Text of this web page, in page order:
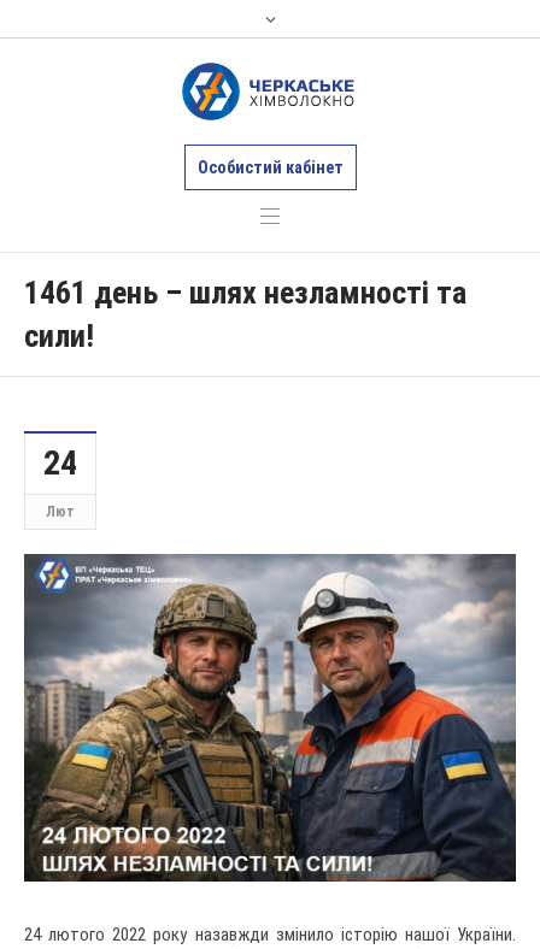
Особистий кабінет
1461 день – шлях незламності та
сили!
24
Лют
24 лютого 2022 року назавжди змінило історію нашої України.